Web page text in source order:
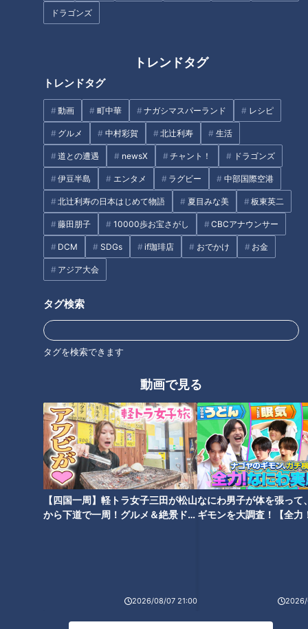
ドラゴンズ
トレンドタグ
トレンドタグ
動画 町中華 ナガシマスパーランド レシピ
グルメ 中村彩賀 北辻利寿 生活
道との遭遇 newsX チャント！ ドラゴンズ
伊豆半島 エンタメ ラグビー 中部国際空港
北辻利寿の日本はじめて物語 夏目みな美 板東英二
藤田朋子 10000歩お宝さがし CBCアナウンサー
DCM SDGs if珈琲店 おでかけ お金
アジア大会
タグ検索
タグを検索できます
動画で見る
【四国一周】軽トラ女子三田が松山
から下道で一周！グルメ＆絶景ドラ
2026/08/07 21:00
なにわ男子が体を張って
ギモンを大調査！【全力
2026/
社員の健康増進で業績もアップ
健康づくりを応援する企業
体験！ハーブに癒やされ薬を学
生活 チャント！
番組紹介
チャント！
「よしお兄さんのもっと“みえ”推し！」動画
身近な生活情報から芸能、どこよりも詳しい天気情報などなど、東
海3県にとことん寄り添う新しい報道・情報番組。毎週月～金曜 午
後3:49～5:50放送（金曜は午後4:50～5:50放送）。
オススメ関連コンテンツ
日本最古 熊野のパワースポット
球界スーパースターも参拝
江戸時代の味を忠実に再現！？
桑名の絶品！焼きはまぐり
まかけまくりの逸品